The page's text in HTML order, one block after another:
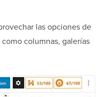
las opciones de
columnas, galerías